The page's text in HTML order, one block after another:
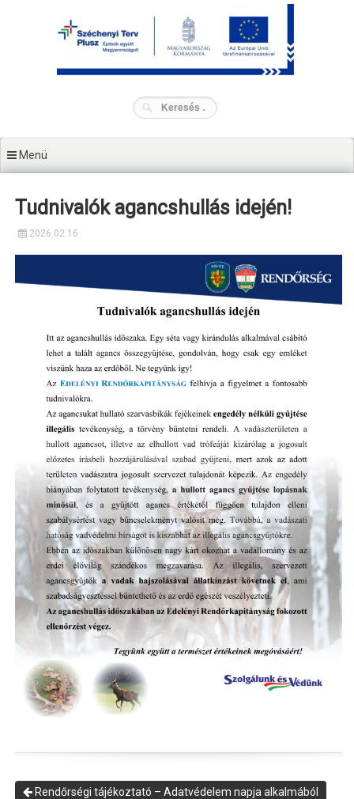
Menü
Tudnivalók agancshullás idején!
2026.02.16
Rendőrségi tájékoztató – Adatvédelem napja alkalmából